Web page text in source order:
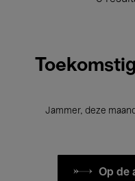
Jammer, deze
Op de